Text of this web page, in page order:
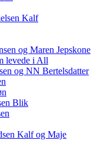
Kalf
og Maren Jepskone
levede i All
og NN Bertelsdatter
Blik
Kalf og Maje